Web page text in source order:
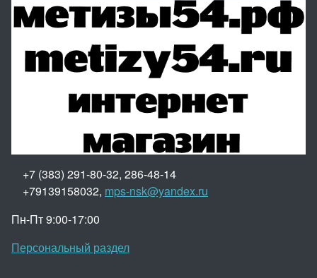
+7 (383) 291-80-32, 286-48-14
+79139158032, mps-nsk@yandex.ru
Пн-Пт 9:00-17:00
Персональный раздел